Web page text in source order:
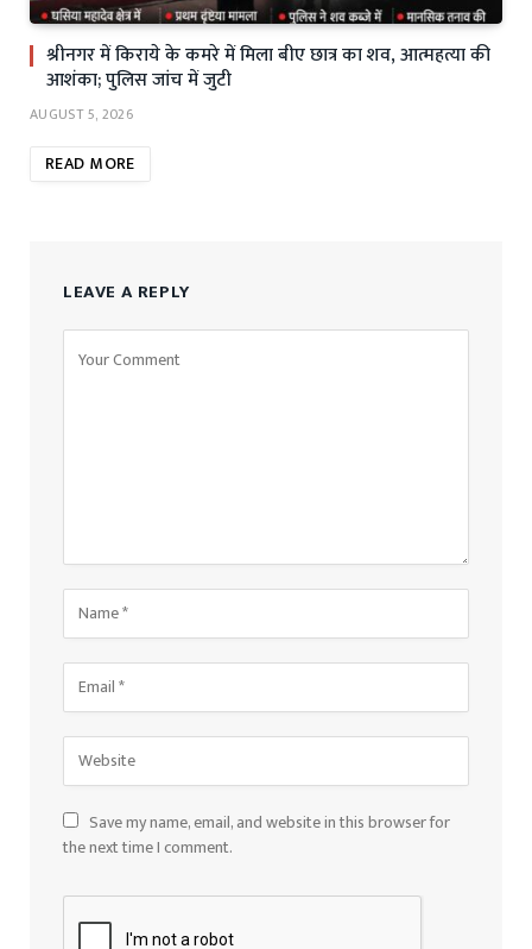
श्रीनगर में किराये के कमरे में मिला बीए छात्र का शव, आत्महत्या की
आशंका; पुलिस जांच में जुटी
AUGUST 5, 2026
READ MORE
LEAVE A REPLY
Save my name, email, and website in this browser for
the next time I comment.